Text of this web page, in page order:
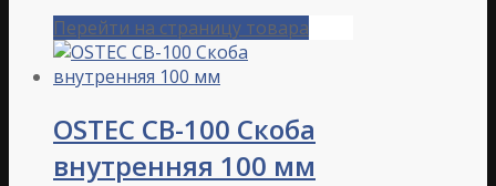
Перейти на страницу товара
OSTEC СВ-100 Скоба
внутренняя 100 мм